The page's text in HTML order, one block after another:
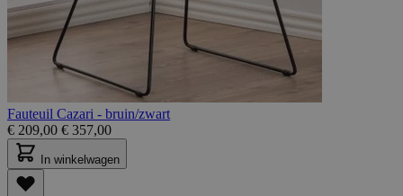
Fauteuil Cazari - bruin/zwart
€ 209,00 € 357,00
In winkelwagen